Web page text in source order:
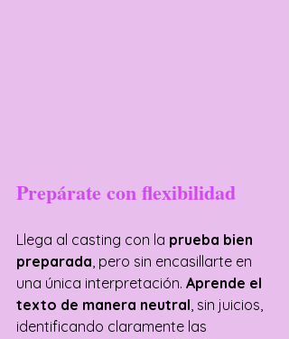
Prepárate con flexibilidad
Llega al casting con la prueba bien
preparada , pero sin encasillarte en
una única interpretación. Aprende el
texto de manera neutral , sin juicios,
identificando claramente las